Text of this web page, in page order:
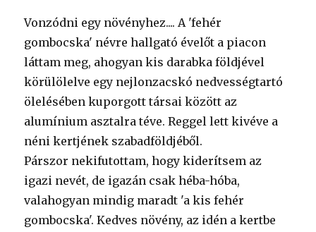
Vonzódni egy növényhez.... A 'fehér
gombocska' névre hallgató évelőt a piacon
láttam meg, ahogyan kis darabka földjével
körülölelve egy nejlonzacskó nedvességtartó
ölelésében kuporgott társai között az
alumínium asztalra téve. Reggel lett kivéve a
néni kertjének szabadföldjéből.
Párszor nekifutottam, hogy kiderítsem az
igazi nevét, de igazán csak héba-hóba,
valahogyan mindig maradt 'a kis fehér
gombocska'. Kedves növény, az idén a kertbe